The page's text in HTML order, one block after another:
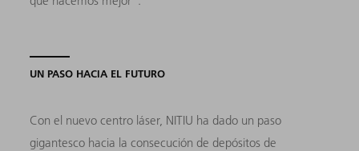
UN PASO HACIA EL FUTURO
Con el nuevo centro láser, NITIU ha dado un paso
gigantesco hacia la consecución de depósitos de